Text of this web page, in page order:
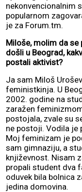
nekonvencionalnim
popularnom
je za Forum.tm.
Miloše, molim da se
došli u Beograd,
postali aktivist?
Ja sam Miloš
feministkinja. U
2002. godine na
zaražen
postojala, zvale su
ne postoji. Vodila je
Moj feminizam je
sam gimnaziju, a
književnost. Nisam
propali student dva
oduvek bila bolnica
jedina domovina.